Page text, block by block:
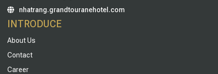
nhatrang.grandtouranehotel.com
INTRODUCE
About Us
Contact
Career